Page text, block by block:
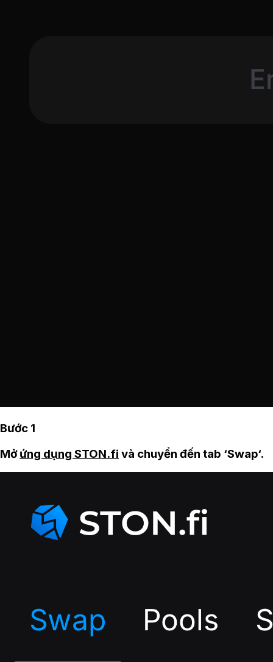
Bước 1
Mởứng dụng STON.fi và chuyển đến tab ‘Swap‘.